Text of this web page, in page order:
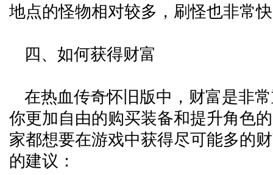
地点的怪物相对较多，刷怪也非常
四、如何获得财富
在热血传奇怀旧版中，财富是非
你更加自由的购买装备和提升角色
家都想要在游戏中获得尽可能多的
的建议：